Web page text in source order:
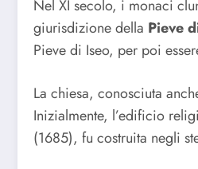
Nel XI secolo, i monaci
giurisdizione della Pieve
Pieve di Iseo, per poi
La chiesa, conosciuta
Inizialmente, l’edificio
(1685), fu costruita negli